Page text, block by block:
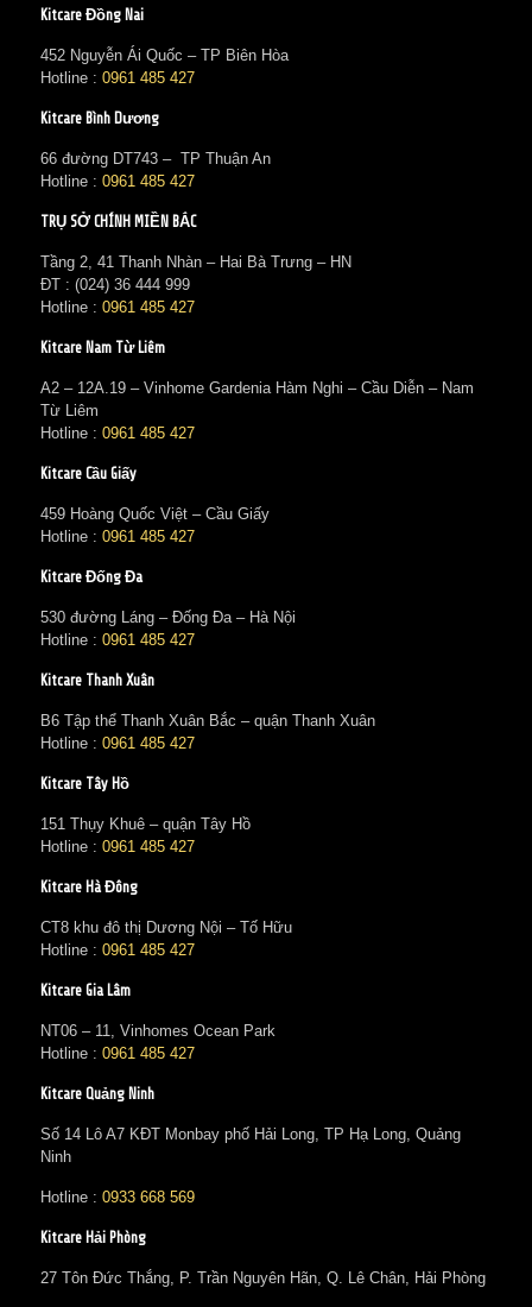
Kitcare Đồng Nai
452 Nguyễn Ái Quốc – TP Biên Hòa
Hotline : 0961 485 427
Kitcare Bình Dương
66 đường DT743 – TP Thuận An
Hotline : 0961 485 427
TRỤ SỞ CHÍNH MIỀN BẮC
Tầng 2, 41 Thanh Nhàn – Hai Bà Trưng – HN
ĐT : (024) 36 444 999
Hotline : 0961 485 427
Kitcare Nam Từ Liêm
A2 – 12A.19 – Vinhome Gardenia Hàm Nghi – Cầu Diễn – Nam
Từ Liêm
Hotline : 0961 485 427
Kitcare Cầu Giấy
459 Hoàng Quốc Việt – Cầu Giấy
Hotline : 0961 485 427
Kitcare Đống Đa
530 đường Láng – Đống Đa – Hà Nội
Hotline : 0961 485 427
Kitcare Thanh Xuân
B6 Tập thể Thanh Xuân Bắc – quận Thanh Xuân
Hotline : 0961 485 427
Kitcare Tây Hồ
151 Thụy Khuê – quận Tây Hồ
Hotline : 0961 485 427
Kitcare Hà Đông
CT8 khu đô thị Dương Nội – Tố Hữu
Hotline : 0961 485 427
Kitcare Gia Lâm
NT06 – 11, Vinhomes Ocean Park
Hotline : 0961 485 427
Kitcare Quảng Ninh
Số 14 Lô A7 KĐT Monbay phố Hải Long, TP Hạ Long, Quảng
Ninh
Hotline : 0933 668 569
Kitcare Hải Phòng
27 Tôn Đức Thắng, P. Trần Nguyên Hãn, Q. Lê Chân, Hải Phòng